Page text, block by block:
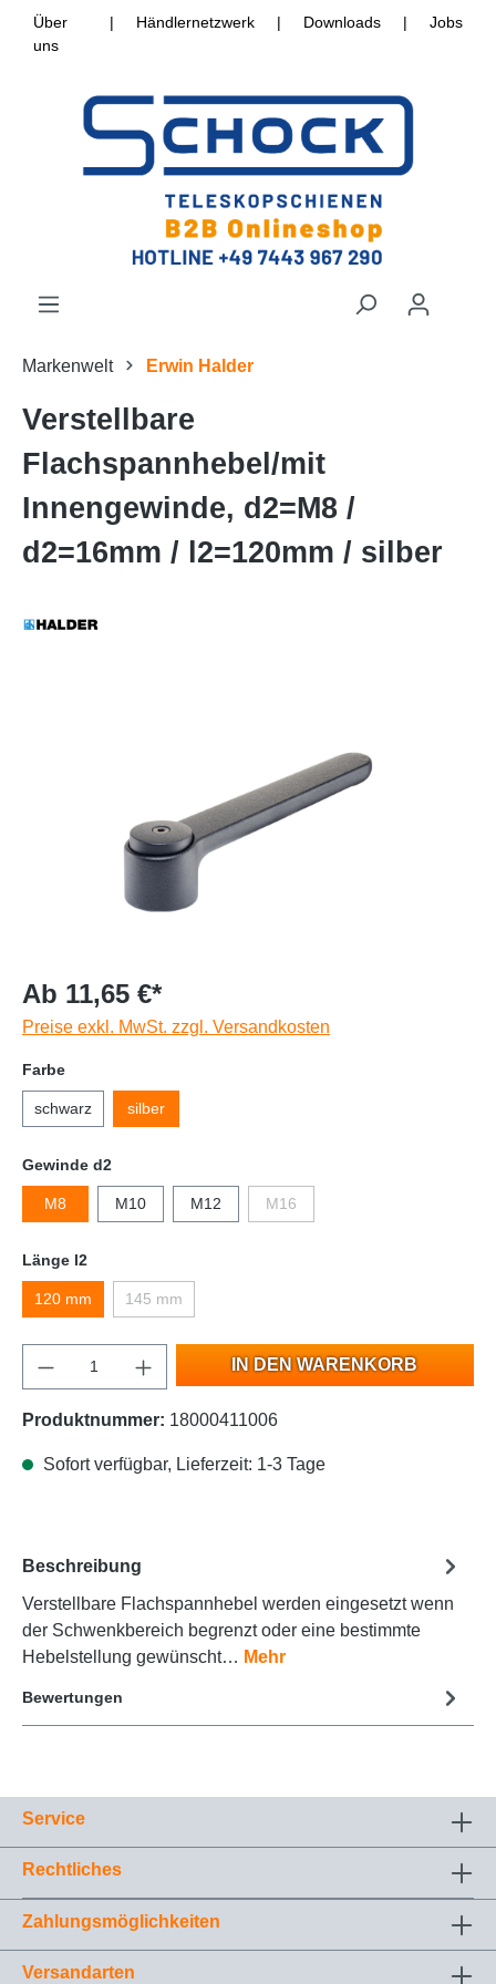
Über
uns
| Händlernetzwerk | Downloads | Jobs
Markenwelt Erwin Halder
Verstellbare
Flachspannhebel/mit
Innengewinde, d2=M8 /
d2=16mm / l2=120mm / silber
Ab 11,65 €*
Preise exkl. MwSt. zzgl. Versandkosten
Farbe
schwarz silber
Gewinde d2
M8 M10 M12 M16
Länge l2
120 mm 145 mm
IN DEN WARENKORB
Produktnummer: 18000411006
Sofort verfügbar, Lieferzeit: 1-3 Tage
Beschreibung
Verstellbare Flachspannhebel werden eingesetzt wenn
der Schwenkbereich begrenzt oder eine bestimmte
Hebelstellung gewünscht… Mehr
Bewertungen
Service
Rechtliches
Zahlungsmöglichkeiten
Versandarten